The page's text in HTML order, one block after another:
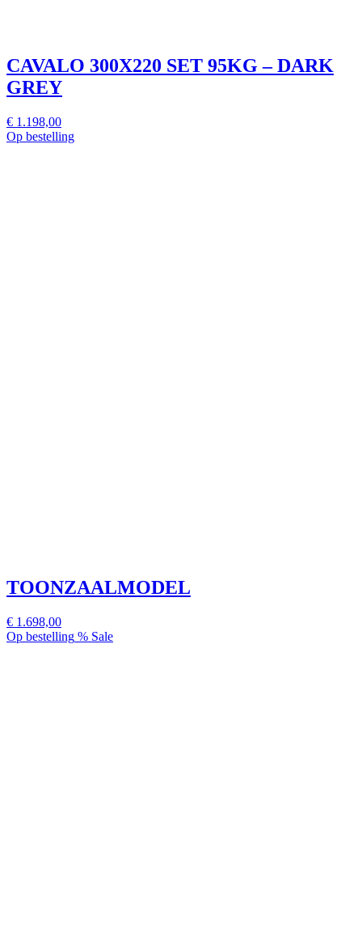
CAVALO 300X220 SET 95KG – DARK
GREY
€ 1.198,00
Op bestelling
TOONZAALMODEL
€ 1.698,00
Op bestelling % Sale